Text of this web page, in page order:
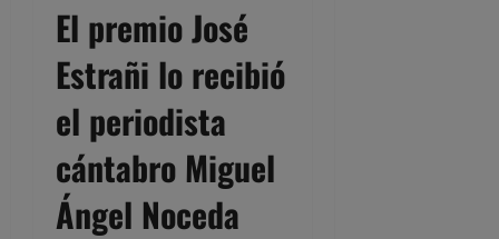
El premio José
Estrañi lo recibió
el periodista
cántabro Miguel
Ángel Noceda